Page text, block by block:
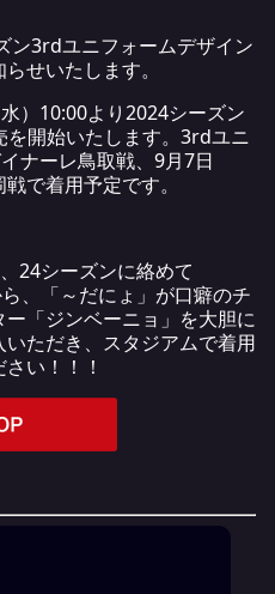
ン3rdユニフォームデザイン
せいたします。
）10:00より2024シーズン
を開始いたします。3rdユニ
ナーレ鳥取戦、9月7日
で着用予定です。
24シーズンに絡めて
、「～だにょ」が口癖のチ
「ジンベーニョ」を大胆に
ただき、スタジアムで着用
い！！！